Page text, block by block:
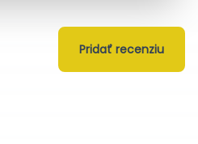
Pridať recenziu